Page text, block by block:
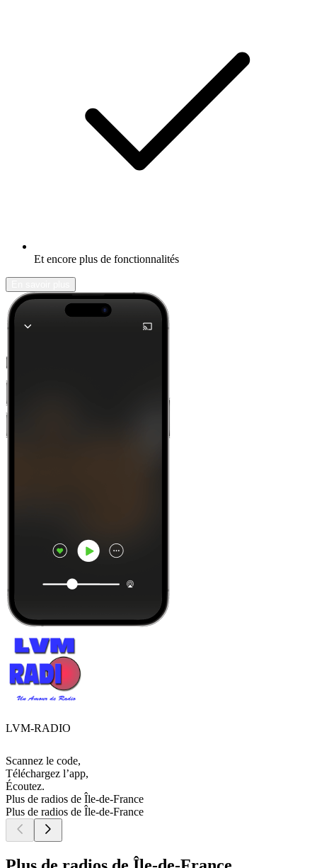
Et encore plus de fonctionnalités
LVM-RADIO
Scannez le code,
Téléchargez l’app,
Écoutez.
Plus de radios de Île-de-France
Plus de radios de Île-de-France